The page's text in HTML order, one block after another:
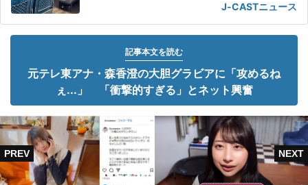
J-CASTニュース
記事本文を読む
元テレ東アナ・森香澄の大胆グラビアに「攻めるね
ぇ...」 「衝撃的すぎる」とネット興奮